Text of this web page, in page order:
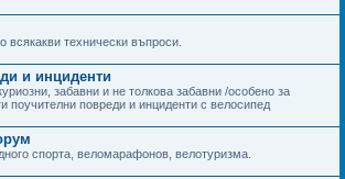
всякакви технически въпроси.
и инциденти
забавни и не толкова забавни /особено за
поучителни повреди и инциденти с велосипед
спорта, веломарафонов, велотуризма.